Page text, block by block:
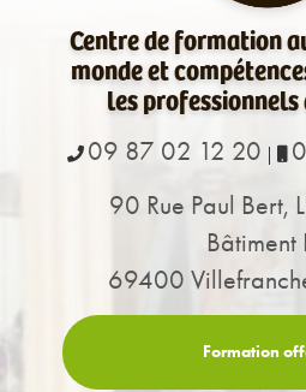
Centre de formation
monde et
les
09 87 02 12 20
90 Rue Paul Bert,
Bâtiment
69400
Formation